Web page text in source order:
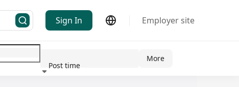
Sign In Employer site
Post time
More